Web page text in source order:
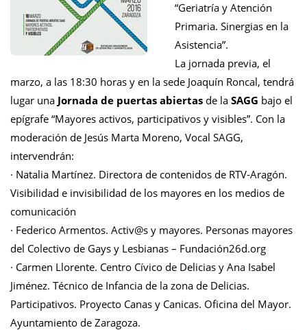
“Geriatría y Atención
Primaria. Sinergias en la
Asistencia”.
La jornada previa, el
marzo, a las 18:30 horas y en la sede Joaquín Roncal, tendrá
lugar una Jornada de puertas abiertas de la SAGG bajo el
epígrafe “Mayores activos, participativos y visibles”. Con la
moderación de Jesús Marta Moreno, Vocal SAGG,
intervendrán:
· Natalia Martínez. Directora de contenidos de RTV-Aragón.
Visibilidad e invisibilidad de los mayores en los medios de
comunicación
· Federico Armentos. Activ@s y mayores. Personas mayores
del Colectivo de Gays y Lesbianas – Fundación26d.org
· Carmen Llorente. Centro Cívico de Delicias y Ana Isabel
Jiménez. Técnico de Infancia de la zona de Delicias.
Participativos. Proyecto Canas y Canicas. Oficina del Mayor.
Ayuntamiento de Zaragoza.